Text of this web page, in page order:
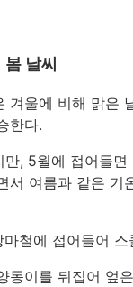
봄 날씨
겨울에 비해 맑은
한다.
만, 5월에 접어들
서 여름과 같은 기
철에 접어들어 스
동이를 뒤집어 엎